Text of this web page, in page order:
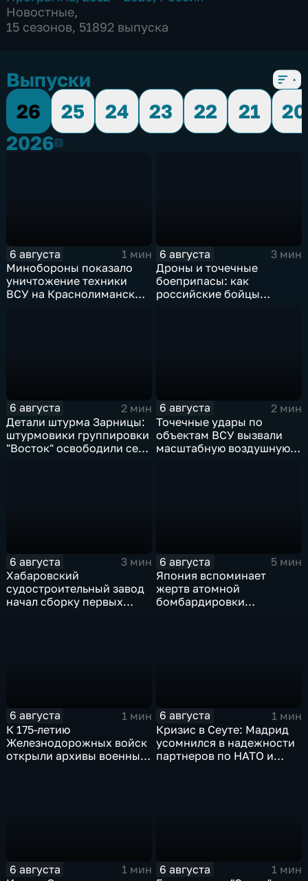
Новостные,
15 сезонов, 51892 выпуска
Выпуски
26
25 24 23 22 21
20
20262026
6 августа
1 мин
Минобороны показало
уничтожение техники
ВСУ на Краснолиманском
6 августа
3 мин
Дроны и точечные
боеприпасы: как
российские бойцы
6 августа
2 мин
Детали штурма Зарницы:
штурмовики группировки
"Восток" освободили село
6 августа
2 мин
Точечные удары по
объектам ВСУ вызвали
масштабную воздушную
6 августа
3 мин
Хабаровский
судостроительный завод
начал сборку первых
6 августа
5 мин
Япония вспоминает
жертв атомной
бомбардировки
6 августа
1 мин
К 175-летию
Железнодорожных войск
открыли архивы военных
6 августа
1 мин
Кризис в Сеуте: Мадрид
усомнился в надежности
партнеров по НАТО и
6 августа
1 мин
6 августа
1 мин